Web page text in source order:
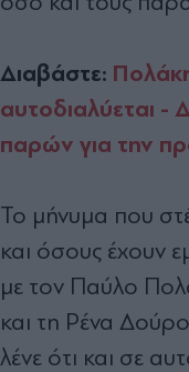
Διαβάστε:
αυτοδιαλύεται
παρών για την
Το μήνυμα που
και όσους έχουν
με τον Παύλο
και τη Ρένα
λένε ότι και σε